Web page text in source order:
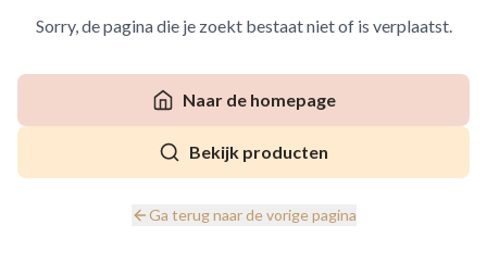
Sorry, de pagina die je zoekt bestaat niet of is verplaatst.
Naar de homepage
Bekijk producten
Ga terug naar de vorige pagina